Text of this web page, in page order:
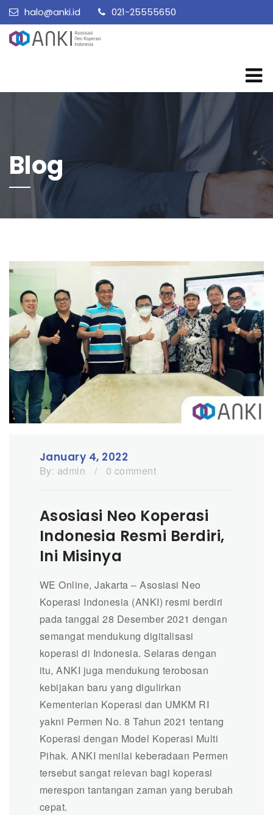
halo@anki.id 021-25555650
Blog
January 4, 2022
By: admin / 0 comment
Asosiasi Neo Koperasi
Indonesia Resmi Berdiri,
Ini Misinya
WE Online, Jakarta –Asosiasi Neo
Koperasi Indonesia (ANKI) resmi berdiri
pada tanggal 28 Desember 2021 dengan
semangat mendukung digitalisasi
koperasi di Indonesia. Selaras dengan
itu, ANKI juga mendukung terobosan
kebijakan baru yang digulirkan
Kementerian Koperasi dan UMKM RI
yakni Permen No. 8 Tahun 2021 tentang
Koperasi dengan Model Koperasi Multi
Pihak. ANKI menilai keberadaan Permen
tersebut sangat relevan bagi koperasi
merespon tantangan zaman yang berubah
cepat.